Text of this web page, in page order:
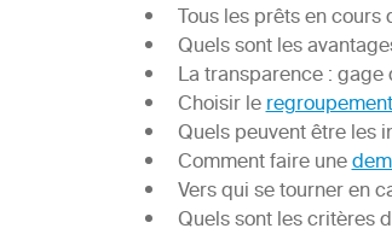
Tous les prêts en
Quels sont les
La transparence :
Choisir le
Quels peuvent être les
Comment faire une
Vers qui se tourner en
Quels sont les critères